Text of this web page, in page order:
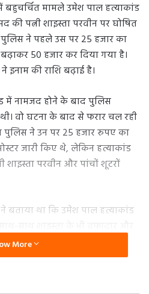
बहुचर्चित मामले उमेश पाल हत्याकांड
पत्नी शाइस्ता परवीन पर घोषित
पुलिस ने पहले उस पर 25 हजार का
50 हजार कर दिया गया है।
इनाम की राशि बढ़ाई है।
में नामजद होने के बाद पुलिस
वो घटना के बाद से फरार चल रही
पुलिस ने उन पर 25 हजार रुपए का
जारी किए थे, लेकिन हत्याकांड
परवीन और पांचों शूटरों
था कि उमेश पाल हत्याकांड
के लिए पुलिस ने नए सिरे से कवायद
तलाश में लगी हैं पुलिस की तीन टीमें
More